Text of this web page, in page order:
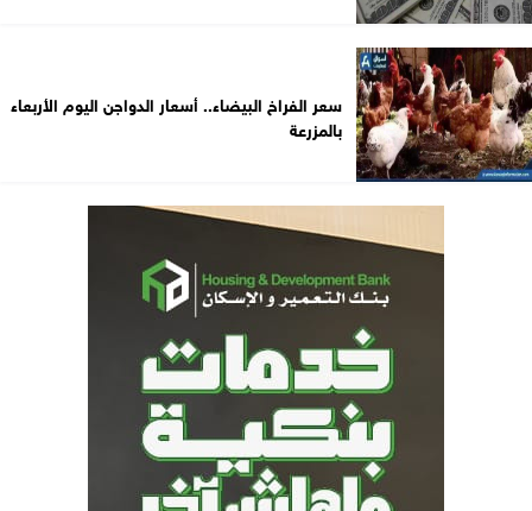
سعر الفراخ البيضاء.. أسعار الدواجن اليوم الأربعاء
بالمزرعة